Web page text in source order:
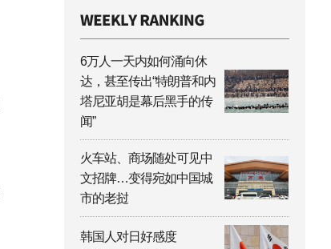
6万人一天内如何涌向休
达，甚至传出“特朗普和内
塔尼亚胡是幕后黑手的传
闻”
火车站、商场随处可见中
文招牌…变得宛如中国城
市的老挝
韩国人对日好感度